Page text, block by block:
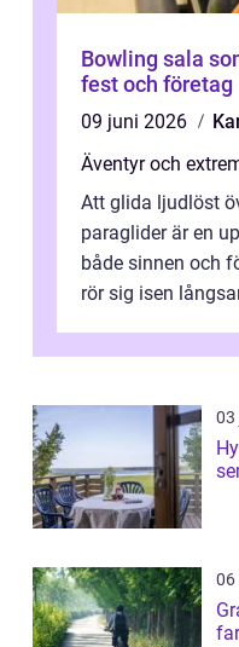
Bowling sala
fest och företag
09 juni 2026
Äventyr och
Att glida ljudlöst
paraglider är en
både sinnen och
rör sig isen
03
06